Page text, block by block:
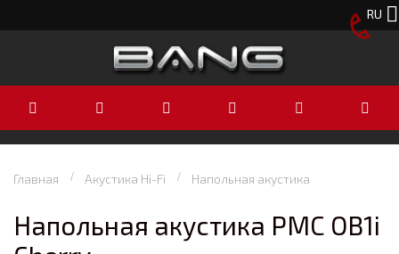
RU
Главная Акустика Hi-Fi Напольная акустика
Напольная акустика PMC OB1i